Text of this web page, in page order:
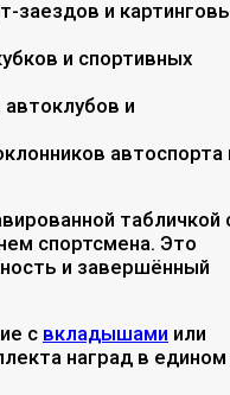
заездов и
и спортивных
и
автоспорта
табличкой
спортсмена. Это
и завершённый
с вкладышами или
наград в едином